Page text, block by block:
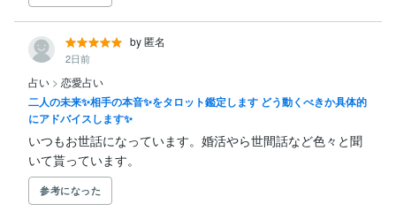
by 匿名
2日前
占い > 恋愛占い
二人の未来✨相手の本音✨をタロット鑑定します どう動くべきか具体的
にアドバイスします✨
いつもお世話になっています。婚活やら世間話など色々と聞
いて貰っています。
参考になった